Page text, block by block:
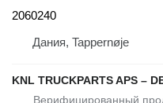
2060240
Дания, Tappernøje
KNL TRUCKPARTS APS –